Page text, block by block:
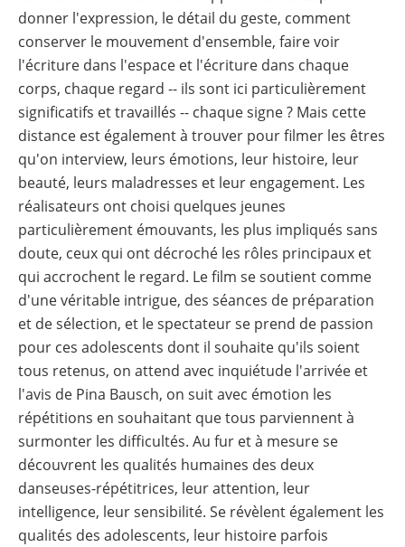
donner l'expression, le détail du geste, comment
conserver le mouvement d'ensemble, faire voir
l'écriture dans l'espace et l'écriture dans chaque
corps, chaque regard -- ils sont ici particulièrement
significatifs et travaillés -- chaque signe ? Mais cette
distance est également à trouver pour filmer les êtres
qu'on interview, leurs émotions, leur histoire, leur
beauté, leurs maladresses et leur engagement. Les
réalisateurs ont choisi quelques jeunes
particulièrement émouvants, les plus impliqués sans
doute, ceux qui ont décroché les rôles principaux et
qui accrochent le regard. Le film se soutient comme
d'une véritable intrigue, des séances de préparation
et de sélection, et le spectateur se prend de passion
pour ces adolescents dont il souhaite qu'ils soient
tous retenus, on attend avec inquiétude l'arrivée et
l'avis de Pina Bausch, on suit avec émotion les
répétitions en souhaitant que tous parviennent à
surmonter les difficultés. Au fur et à mesure se
découvrent les qualités humaines des deux
danseuses-répétitrices, leur attention, leur
intelligence, leur sensibilité. Se révèlent également les
qualités des adolescents, leur histoire parfois